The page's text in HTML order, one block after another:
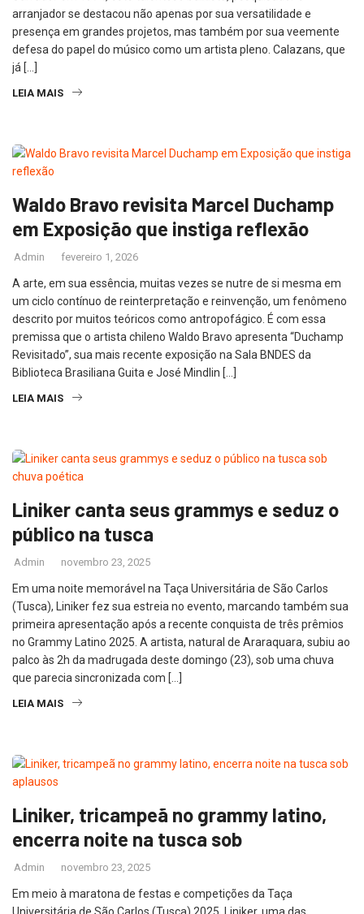
arranjador se destacou não apenas por sua versatilidade e
presença em grandes projetos, mas também por sua veemente
defesa do papel do músico como um artista pleno. Calazans, que
já […]
LEIA MAIS
Waldo Bravo revisita Marcel Duchamp
em Exposição que instiga reflexão
Admin fevereiro 1, 2026
A arte, em sua essência, muitas vezes se nutre de si mesma em
um ciclo contínuo de reinterpretação e reinvenção, um fenômeno
descrito por muitos teóricos como antropofágico. É com essa
premissa que o artista chileno Waldo Bravo apresenta “Duchamp
Revisitado”, sua mais recente exposição na Sala BNDES da
Biblioteca Brasiliana Guita e José Mindlin […]
LEIA MAIS
Liniker canta seus grammys e seduz o
público na tusca
Admin novembro 23, 2025
Em uma noite memorável na Taça Universitária de São Carlos
(Tusca), Liniker fez sua estreia no evento, marcando também sua
primeira apresentação após a recente conquista de três prêmios
no Grammy Latino 2025. A artista, natural de Araraquara, subiu ao
palco às 2h da madrugada deste domingo (23), sob uma chuva
que parecia sincronizada com […]
LEIA MAIS
Liniker, tricampeã no grammy latino,
encerra noite na tusca sob
Admin novembro 23, 2025
Em meio à maratona de festas e competições da Taça